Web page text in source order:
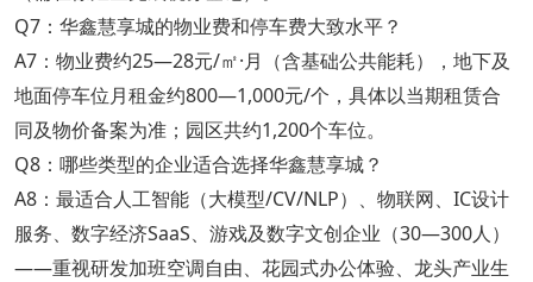
Q7：华鑫慧享城的物业费和停车费大致水平？
A7：物业费约25—28元/㎡·月（含基础公共能耗），地下及
地面停车位月租金约800—1,000元/个，具体以当期租赁合
同及物价备案为准；园区共约1,200个车位。
Q8：哪些类型的企业适合选择华鑫慧享城？
A8：最适合人工智能（大模型/CV/NLP）、物联网、IC设计
服务、数字经济SaaS、游戏及数字文创企业（30—300人）
——重视研发加班空调自由、花园式办公体验、龙头产业生